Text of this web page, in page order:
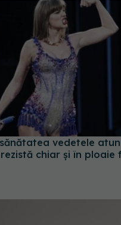
sănătatea vedetele
chiar și în ploaie